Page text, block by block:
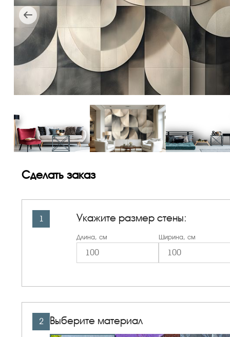
Сделать заказ
1 Укажите размер стены:
Длина, см Ширина, см
2 Выберите материал